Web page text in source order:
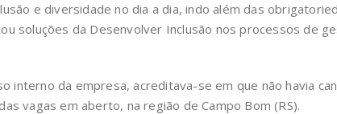
e diversidade no dia a dia, indo além das
soluções da Desenvolver Inclusão nos processos de
interno da empresa, acreditava-se em que não havia
vagas em aberto, na região de Campo Bom (RS).